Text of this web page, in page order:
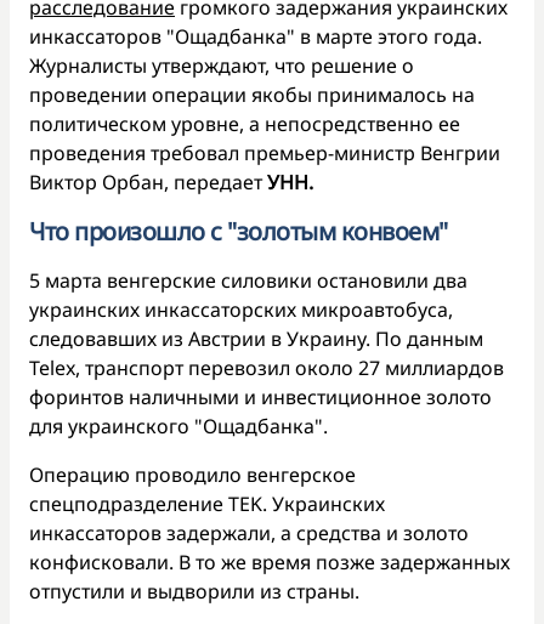
расследование громкого задержания украинских
инкассаторов "Ощадбанка" в марте этого года.
Журналисты утверждают, что решение о
проведении операции якобы принималось на
политическом уровне, а непосредственно ее
проведения требовал премьер-министр Венгрии
Виктор Орбан, передаетУНН.
Что произошло с "золотым конвоем"
5 марта венгерские силовики остановили два
украинских инкассаторских микроавтобуса,
следовавших из Австрии в Украину. По данным
Telex, транспорт перевозил около 27 миллиардов
форинтов наличными и инвестиционное золото
для украинского "Ощадбанка".
Операцию проводило венгерское
спецподразделение TEK. Украинских
инкассаторов задержали, а средства и золото
конфисковали. В то же время позже задержанных
отпустили и выдворили из страны.